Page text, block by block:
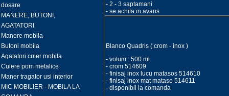
dosare
MANERE, BUTONI,
AGATATORI
Manere mobila
Butoni mobila
Agatatori cuier mobila
Cuiere pom metalice
Maner tragator usi interior
MIC MOBILIER - MOBILA LA
- 2 - 3 saptamani
- se achita in avans
Blanco Quadris ( crom - inox )
- volum : 500 ml
- crom 514609
- finisaj inox lucu matasos 514610
- finisaj inox mat matase 514611
- disponibil la comanda